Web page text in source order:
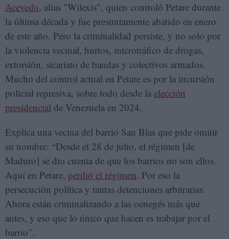
Acevedo, alias "Wilexis", quien controló Petare durante
la última década y fue presuntamente abatido en enero
de este año. Pero la criminalidad persiste, y no solo por
la violencia vecinal, hurtos, microtráfico de drogas,
extorsión, sicariato de bandas y colectivos armados.
Mucho del control actual en Petare es por la incursión
policial represiva, sobre todo desde la elección
presidencial de Venezuela en 2024.
Explica una vecina del barrio San Blas que pide omitir
su nombre: “Desde el 28 de julio, el régimen [de
Maduro] se dio cuenta de que los barrios no son ellos.
Aquí en Petare, perdió el régimen. Por eso la
persecución política y tantas detenciones arbitrarias.
Ahora están criminalizando a las oenegés más que
antes, y eso que lo único que hacen es trabajar por el
barrio”.